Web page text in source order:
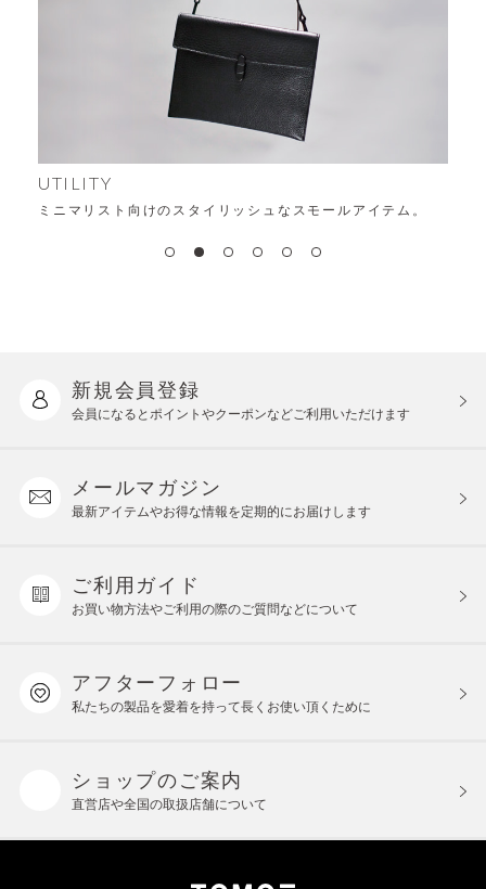
UTILITY
ミニマリスト向けのスタイリッシュなスモールアイテム。
新規会員登録
会員になるとポイントやクーポンなどご利用いただけます
メールマガジン
最新アイテムやお得な情報を定期的にお届けします
ご利用ガイド
お買い物方法やご利用の際のご質問などについて
アフターフォロー
私たちの製品を愛着を持って長くお使い頂くために
ショップのご案内
直営店や全国の取扱店舗について